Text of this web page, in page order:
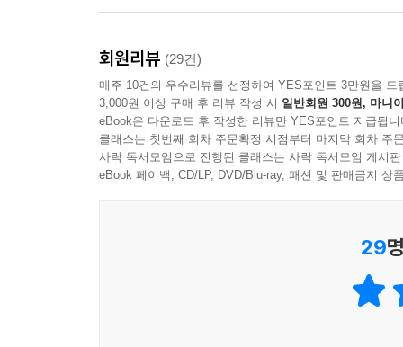
실종되었던 피해자들이 갑자기 돌아와 살인을 저
카리시가 후속작 『미로 속 남자』로 돌아왔다.
가면을 쓴 ‘버니’라는 괴물을 만들었다. 아이들
보여주었던 절대악의 새로운 유형이다. 시리즈
맞추어 빠른 전개를 보인다는 것이다. 또 브루노
그동안 영상화 소식이 없었던 것은 충격적인 반
첫 영화로 ‘다비드 디 도나텔로 영화상’ 신인 감
회원리뷰 (29건)
매주 10건의 우수리뷰를 선정하여 YES포인트 3만원을 드
3,000원 이상 구매 후 리뷰 작성 시 일반회원 300원, 마니
eBook은 다운로드 후 작성한 리뷰만 YES포인트 지급됩니
클래스는 첫번째 회차 주문확정 시점부터 마지막 회차 주
사락 독서모임으로 진행된 클래스는 사락 독서모임 게시
eBook 페이백, CD/LP, DVD/Blu-ray, 패션 및 판매금지 상
29